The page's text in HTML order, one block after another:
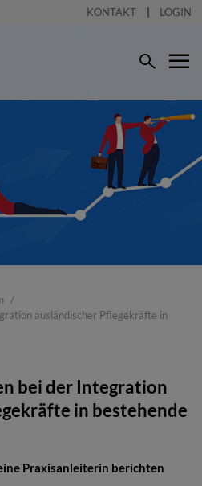
KONTAKT LOGIN
ausländischer Pflegekräfte in
bei der Integration
in bestehende
Praxisanleiterin berichten